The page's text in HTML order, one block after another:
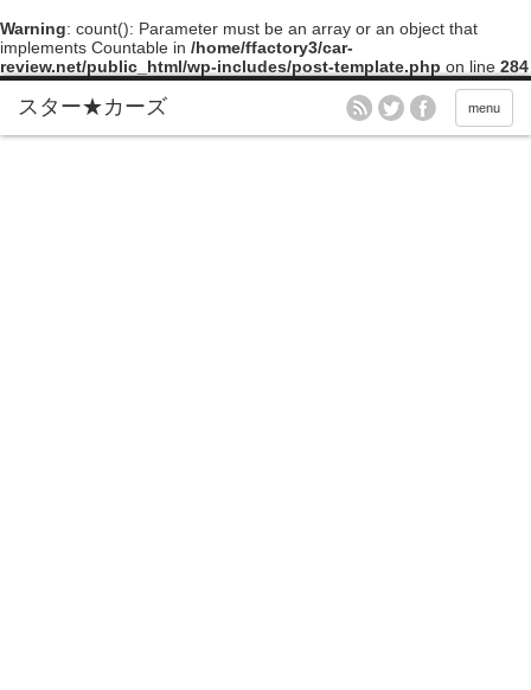
Warning: count(): Parameter must be an array or an object that
implements Countable in /home/ffactory3/car-
review.net/public_html/wp-includes/post-template.php on line 284
menu